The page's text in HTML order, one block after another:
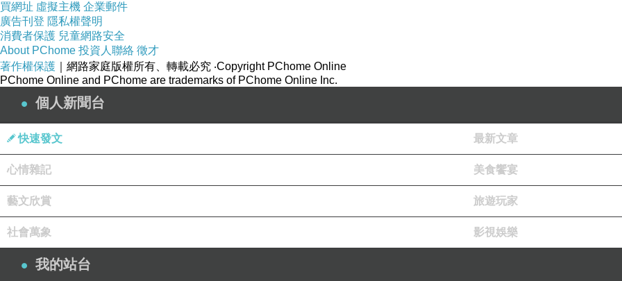
買網址 虛擬主機 企業郵件
廣告刊登 隱私權聲明
消費者保護 兒童網路安全
About PChome 投資人聯絡 徵才
著作權保護 ｜網路家庭版權所有、轉載必究 ‧Copyright PChome Online
PChome Online and PChome are trademarks of PChome Online Inc.
個人新聞台
快速發文 最新文章
心情雜記 美食饗宴
藝文欣賞 旅遊玩家
社會萬象 影視娛樂
我的站台